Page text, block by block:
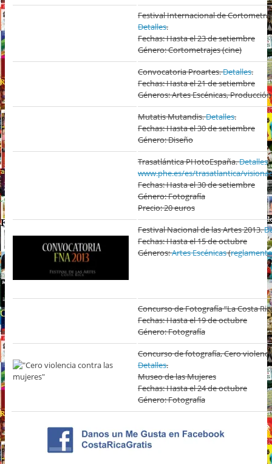
Festival Internacional de
Detalles.
Fechas: Hasta el 23 de setiembre
Género: Cortometrajes (cine)
Convocatoria Proartes.Detalles.
Fechas: Hasta el 21 de setiembre
Géneros: Artes Escénicas,
Mutatis Mutandis.Detalles.
Fechas: Hasta el 30 de setiembre
Género: Diseño
Trasatlántica PHotoEspaña.Detalles.
www.phe.es/es/trasatlantica/
Fechas: Hasta el 30 de setiembre
Género: Fotografía
Precio: 20 euros
Festival Nacional de las Artes 2013.
Fechas: Hasta el 15 de octubre
Géneros:Artes Escénicas(reglamento
Concurso de Fotografía “La Costa
Fechas: Hasta el 19 de octubre
Género: Fotografía
Concurso de fotografía, Cero
Detalles.
Museo de las Mujeres
Fechas: Hasta el 24 de octubre
Género: Fotografía